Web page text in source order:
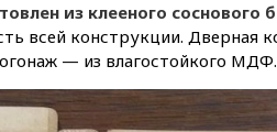
из клееного соснового
всей конструкции. Дверная
— из влагостойкого МДФ.